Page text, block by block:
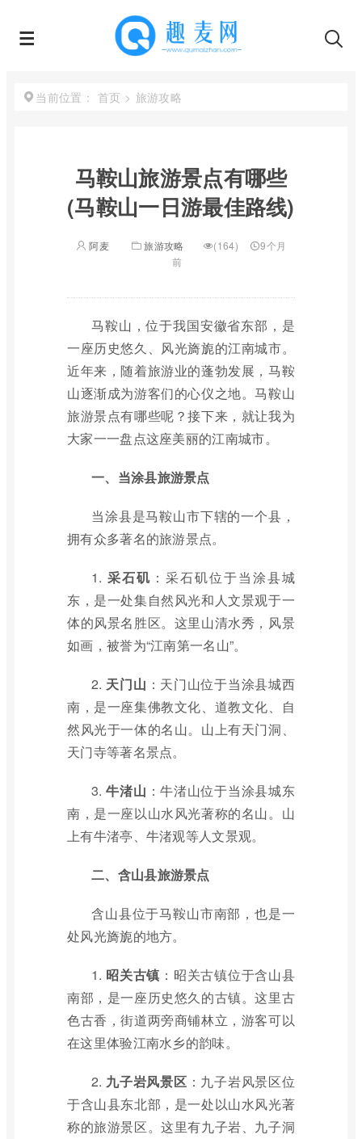
当前位置： 首页 > 旅游攻略
马鞍山旅游景点有哪些
(马鞍山一日游最佳路线)
阿麦 旅游攻略 (164)
9个月
前
马鞍山，位于我国安徽省东部，是
一座历史悠久、风光旖旎的江南城市。
近年来，随着旅游业的蓬勃发展，马鞍
山逐渐成为游客们的心仪之地。马鞍山
旅游景点有哪些呢？接下来，就让我为
大家一一盘点这座美丽的江南城市。
一、当涂县旅游景点
当涂县是马鞍山市下辖的一个县，
拥有众多著名的旅游景点。
1. 采石矶 ：采石矶位于当涂县城
东，是一处集自然风光和人文景观于一
体的风景名胜区。这里山清水秀，风景
如画，被誉为“江南第一名山”。
2. 天门山 ：天门山位于当涂县城西
南，是一座集佛教文化、道教文化、自
然风光于一体的名山。山上有天门洞、
天门寺等著名景点。
3.牛渚山 ：牛渚山位于当涂县城东
南，是一座以山水风光著称的名山。山
上有牛渚亭、牛渚观等人文景观。
二、含山县旅游景点
含山县位于马鞍山市南部，也是一
处风光旖旎的地方。
1. 昭关古镇 ：昭关古镇位于含山县
南部，是一座历史悠久的古镇。这里古
色古香，街道两旁商铺林立，游客可以
在这里体验江南水乡的韵味。
2. 九子岩风景区 ：九子岩风景区位
于含山县东北部，是一处以山水风光著
称的旅游景区。这里有九子岩、九子洞